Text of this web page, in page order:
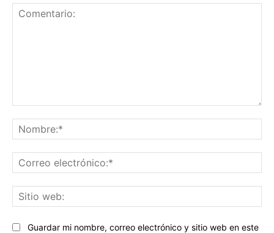
Guardar mi nombre, correo electrónico y sitio web en este